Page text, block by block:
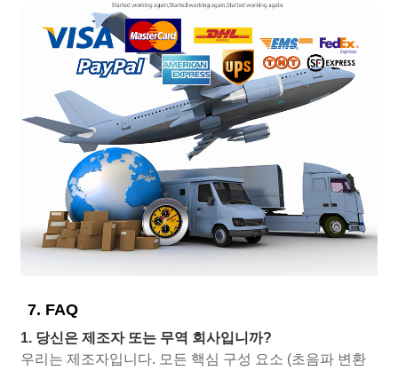
7. FAQ
1. 당신은 제조자 또는 무역 회사입니까?
우리는 제조자입니다. 모든 핵심 구성 요소 (초음파 변환